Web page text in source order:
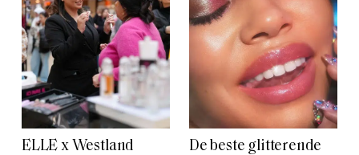
ELLE x Westland
De beste glitterende